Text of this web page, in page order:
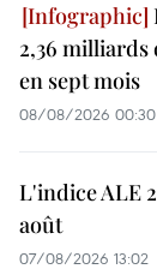
2,36 milliards
en sept mois
08/08/2026 00:30
L'indice ALE
août
07/08/2026 13:02